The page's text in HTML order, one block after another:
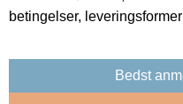
betingelser,
Bedst